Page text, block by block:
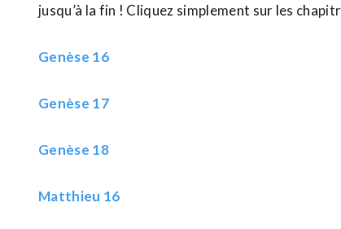
jusqu’à la fin ! Cliquez simplement sur les
Genèse 16
Genèse 17
Genèse 18
Matthieu 16